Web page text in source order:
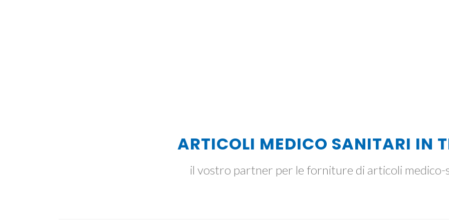
ARTICOLI MEDICO SANITARI IN
il vostro partner per le forniture di articoli medico-